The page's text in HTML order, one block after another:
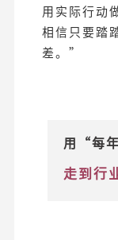
用实际行动
相信只要踏
差。”
用“每
走到行